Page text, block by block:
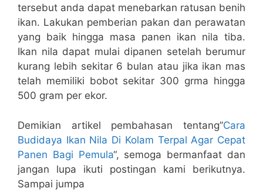
tersebut anda dapat menebarkan ratusan benih
ikan. Lakukan pemberian pakan dan perawatan
yang baik hingga masa panen ikan nila tiba.
Ikan nila dapat mulai dipanen setelah berumur
kurang lebih sekitar 6 bulan atau jika ikan mas
telah memiliki bobot sekitar 300 grma hingga
500 gram per ekor.
Demikian artikel pembahasan tentang”Cara
Budidaya Ikan Nila Di Kolam Terpal Agar Cepat
Panen Bagi Pemula“, semoga bermanfaat dan
jangan lupa ikuti postingan kami berikutnya.
Sampai jumpa